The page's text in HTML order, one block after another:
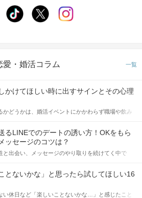
愛・婚活コラム 一覧
かけてほしい時に出すサインとその心理
かどうかは、婚活イベントにかかわらず職場や飲み
できるかにも左右されます。 これから恋人作りを本
うとしている方は、女性が異性を求めて出すサイン
理解し、正しい行動に移せるかどうかが重要。 この
性が話しかけて欲しい時に出すサインとその心理を
な行動に繋げるべきかをご紹介していきます。
るLINEでのデートの誘い方！OKをもら
ッセージのコツは？
と出会い、メッセージのやり取りを続けてく中で
は「どう誘ったらいいの？」とお困りの男性もいら
はないでしょうか。 そこで今回は、男性から女性へ
デートの誘い方のコツをご紹介します。例文も混じ
するので、ぜひ参考にしてください。
とないかな」と思ったら試してほしい16
い休日など「楽しいことないかな…」と感じたこと